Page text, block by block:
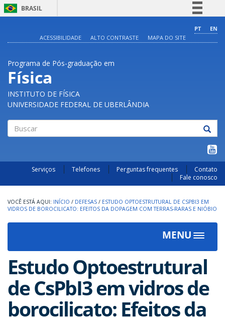
BRASIL
Comunica BR
PT
EN
ACESSIBILIDADE
ALTO CONTRASTE MAPA DO SITE
Programa de Pós-graduação em
Física
INSTITUTO DE FÍSICA
UNIVERSIDADE FEDERAL DE UBERLÂNDIA
Serviços Telefones Perguntas frequentes
Contato
Fale conosco
INÍCIO / DEFESAS / ESTUDO OPTOESTRUTURAL DE CSPBI3 EM
VIDROS DE BOROCILICATO: EFEITOS DA DOPAGEM COM TERRAS-RARAS E NIÓBIO
MENU
Toggle
Estudo Optoestrutural
de CsPbI3 em vidros de
borocilicato: Efeitos da